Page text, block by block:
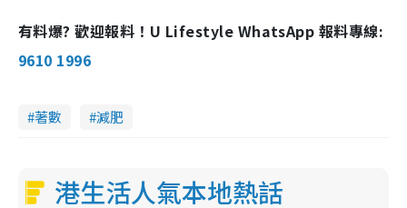
有料爆? 歡迎報料！U Lifestyle WhatsApp 報料專線:
9610 1996
著數 減肥
港生活人氣本地熱話